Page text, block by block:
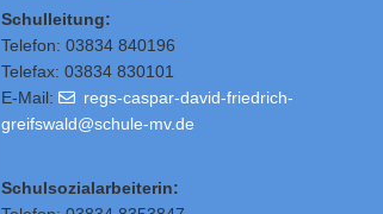
Schulleitung:
Telefon: 03834 840196
Telefax: 03834 830101
E-Mail:
regs-caspar-david-friedrich-
greifswald@schule-mv.de
Schulsozialarbeiterin: